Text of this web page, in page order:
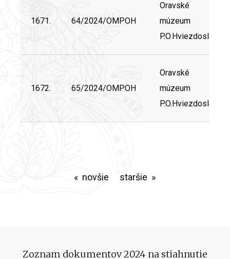
1671. 64/2024/OMPOH
Oravské
múzeum
P.O.Hviezdoslava
1672. 65/2024/OMPOH
Oravské
múzeum
P.O.Hviezdoslava
novšie staršie
Zoznam dokumentov 2024 na stiahnutie